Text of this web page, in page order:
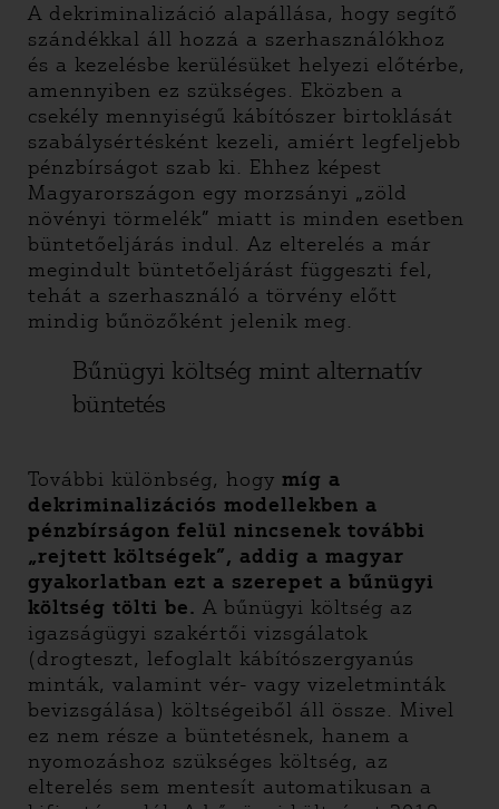
A dekriminalizáció alapállása, hogy segítő
szándékkal áll hozzá a szerhasználókhoz
és a kezelésbe kerülésüket helyezi előtérbe,
amennyiben ez szükséges. Eközben a
csekély mennyiségű kábítószer birtoklását
szabálysértésként kezeli, amiért legfeljebb
pénzbírságot szab ki. Ehhez képest
Magyarországon egy morzsányi „zöld
növényi törmelék” miatt is minden esetben
büntetőeljárás indul. Az elterelés a már
megindult büntetőeljárást függeszti fel,
tehát a szerhasználó a törvény előtt
mindig bűnözőként jelenik meg.
Bűnügyi költség mint alternatív
büntetés
További különbség, hogy míg a
dekriminalizációs modellekben a
pénzbírságon felül nincsenek további
„rejtett költségek”, addig a magyar
gyakorlatban ezt a szerepet a bűnügyi
költség tölti be. A bűnügyi költség az
igazságügyi szakértői vizsgálatok
(drogteszt, lefoglalt kábítószergyanús
minták, valamint vér- vagy vizeletminták
bevizsgálása) költségeiből áll össze. Mivel
ez nem része a büntetésnek, hanem a
nyomozáshoz szükséges költség, az
elterelés sem mentesít automatikusan a